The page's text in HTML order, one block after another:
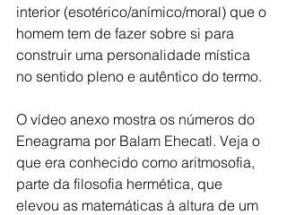
interior (esotérico/anímico/moral) que o
homem tem de fazer sobre si para
construir uma personalidade mística
no sentido pleno e autêntico do termo.
O vídeo anexo mostra os números do
Eneagrama por Balam Ehecatl. Veja o
que era conhecido como aritmosofia,
parte da filosofia hermética, que
elevou as matemáticas à altura de um